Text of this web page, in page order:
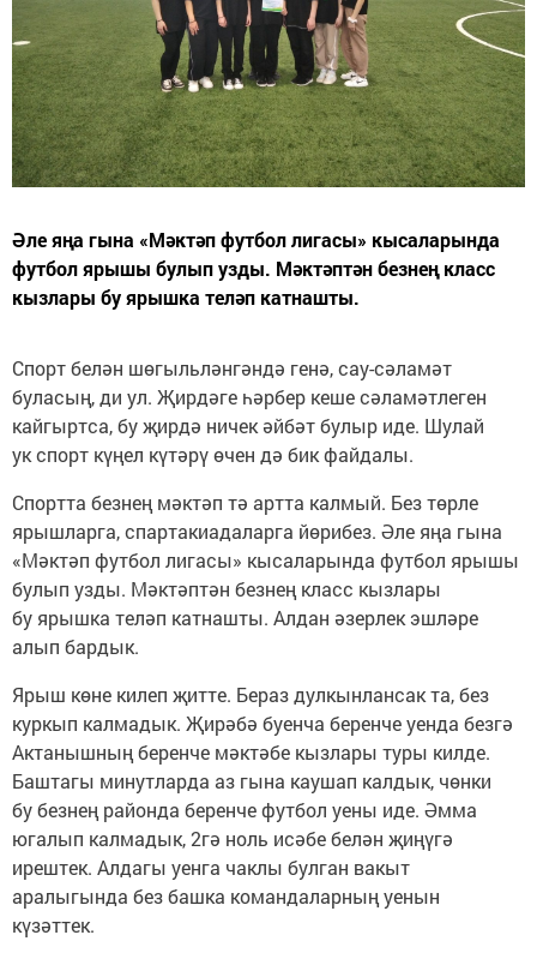
Әле яңа гына «Мәктәп футбол лигасы» кысаларында
футбол ярышы булып узды. Мәктәптән безнең класс
кызлары бу ярышка теләп катнашты.
Спорт белән шөгыльләнгәндә генә, сау-сәламәт
буласың, ди ул. Җирдәге һәрбер кеше сәламәтлеген
кайгыртса, бу җирдә ничек әйбәт булыр иде. Шулай
ук спорт күңел күтәрү өчен дә бик файдалы.
Спортта безнең мәктәп тә артта калмый. Без төрле
ярышларга, спартакиадаларга йөрибез. Әле яңа гына
«Мәктәп футбол лигасы» кысаларында футбол ярышы
булып узды. Мәктәптән безнең класс кызлары
бу ярышка теләп катнашты. Алдан әзерлек эшләре
алып бардык.
Ярыш көне килеп җитте. Бераз дулкынлансак та, без
куркып калмадык. Җирәбә буенча беренче уенда безгә
Актанышның беренче мәктәбе кызлары туры килде.
Баштагы минутларда аз гына каушап калдык, чөнки
бу безнең районда беренче футбол уены иде. Әмма
югалып калмадык, 2гә ноль исәбе белән җиңүгә
ирештек. Алдагы уенга чаклы булган вакыт
аралыгында без башка командаларның уенын
күзәттек.